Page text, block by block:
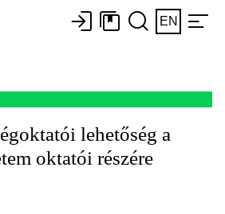
EN
lehetőség a
oktatói részére